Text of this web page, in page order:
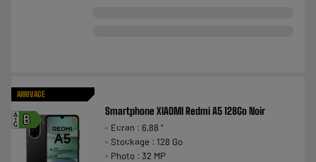
ARRIVAGE
B
A
G
Smartphone XIAOMI Redmi A5 128Go Noir
Ecran : 6,88 "
Stockage : 128 Go
Photo : 32 MP